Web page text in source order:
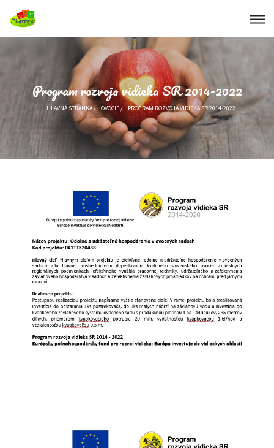
Program rozvoja vidieka SR 2014-2022
HLAVNÁ STRÁNKA/ OVOCIE/ PROGRAM ROZVOJA VIDIEKA SR 2014-2022